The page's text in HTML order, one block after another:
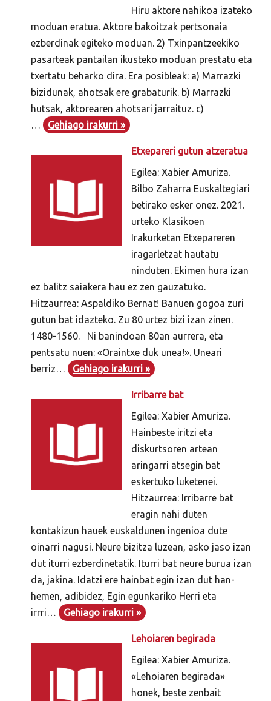
Hiru aktore nahikoa izateko
moduan eratua. Aktore bakoitzak pertsonaia
ezberdinak egiteko moduan. 2) Txinpantzeekiko
pasarteak pantailan ikusteko moduan prestatu eta
txertatu beharko dira. Era posibleak: a) Marrazki
bizidunak, ahotsak ere grabaturik. b) Marrazki
hutsak, aktorearen ahotsari jarraituz. c)
…
Gehiago irakurri »
Etxepareri gutun atzeratua
Egilea: Xabier Amuriza.
Bilbo Zaharra Euskaltegiari
betirako esker onez. 2021.
urteko Klasikoen
Irakurketan Etxepareren
iragarletzat hautatu
ninduten. Ekimen hura izan
ez balitz saiakera hau ez zen gauzatuko.
Hitzaurrea: Aspaldiko Bernat! Banuen gogoa zuri
gutun bat idazteko. Zu 80 urtez bizi izan zinen.
1480-1560. Ni banindoan 80an aurrera, eta
pentsatu nuen: «Oraintxe duk unea!». Uneari
berriz…
Gehiago irakurri »
Irribarre bat
Egilea: Xabier Amuriza.
Hainbeste iritzi eta
diskurtsoren artean
aringarri atsegin bat
eskertuko luketenei.
Hitzaurrea: Irribarre bat
eragin nahi duten
kontakizun hauek euskaldunen ingenioa dute
oinarri nagusi. Neure bizitza luzean, asko jaso izan
dut iturri ezberdinetatik. Iturri bat neure burua izan
da, jakina. Idatzi ere hainbat egin izan dut han-
hemen, adibidez, Egin egunkariko Herri eta
irrri…
Gehiago irakurri »
Lehoiaren begirada
Egilea: Xabier Amuriza.
«Lehoiaren begirada»
honek, beste zenbait